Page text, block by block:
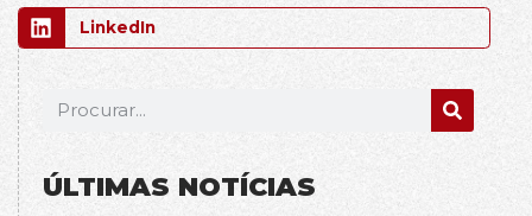
LinkedIn
ÚLTIMAS NOTÍCIAS